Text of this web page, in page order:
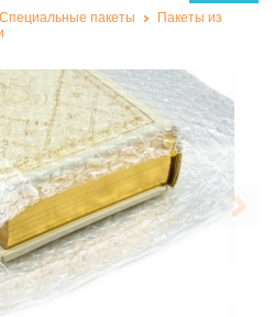
Специальные пакеты
Пакеты из